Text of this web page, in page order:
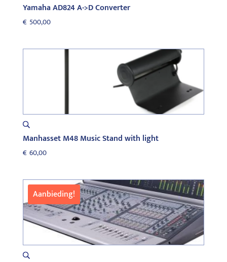
Yamaha AD824 A->D Converter
€ 500,00
Manhasset M48 Music Stand with light
€ 60,00
Aanbieding!